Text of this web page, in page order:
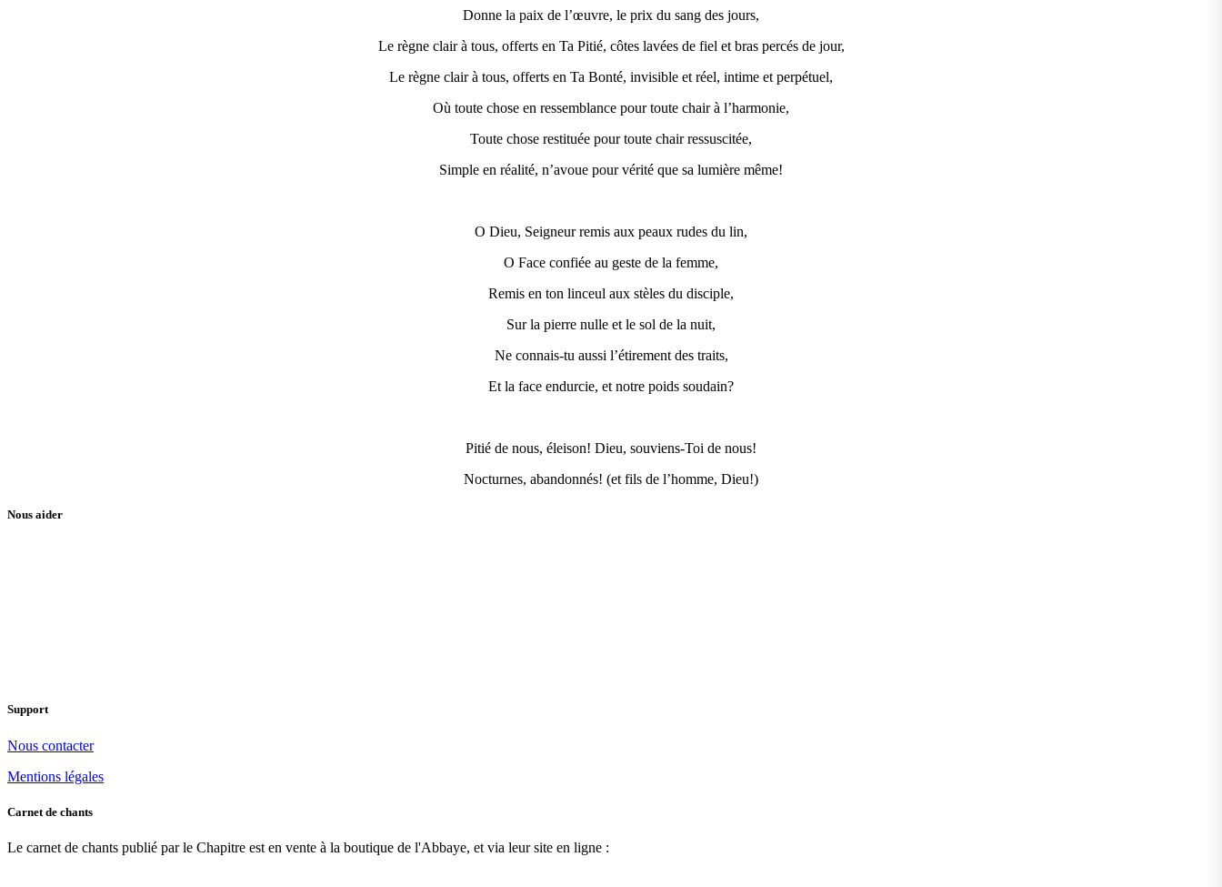
Donne la paix de l’œuvre, le prix du sang des jours,
Le règne clair à tous, offerts en Ta Pitié, côtes lavées de fiel et bras percés de jour,
Le règne clair à tous, offerts en Ta Bonté, invisible et réel, intime et perpétuel,
Où toute chose en ressemblance pour toute chair à l’harmonie,
Toute chose restituée pour toute chair ressuscitée,
Simple en réalité, n’avoue pour vérité que sa lumière même!
O Dieu, Seigneur remis aux peaux rudes du lin,
O Face confiée au geste de la femme,
Remis en ton linceul aux stèles du disciple,
Sur la pierre nulle et le sol de la nuit,
Ne connais-tu aussi l’étirement des traits,
Et la face endurcie, et notre poids soudain?
Pitié de nous, éleison! Dieu, souviens-Toi de nous!
Nocturnes, abandonnés! (et fils de l’homme, Dieu!)
Nous aider
Support
Nous contacter
Mentions légales
Carnet de chants
Le carnet de chants publié par le Chapitre est en vente à la boutique de l'Abbaye, et via leur site en ligne :